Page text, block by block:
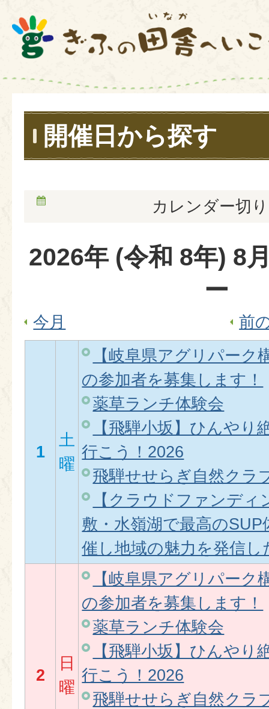
開催日から探す
カレンダー切
2026年 (令和 8年) 8
ー
今月 前
1
土
曜
【岐阜県アグリパーク
の参加者を募集します！
薬草ランチ体験会
【飛騨小坂】ひんやり
行こう！2026
飛騨せせらぎ自然クラ
【クラウドファンデ
敷・水嶺湖で最高の
催し地域の魅力を発信し
2
日
曜
【岐阜県アグリパーク
の参加者を募集します！
薬草ランチ体験会
【飛騨小坂】ひんやり
行こう！2026
飛騨せせらぎ自然クラ